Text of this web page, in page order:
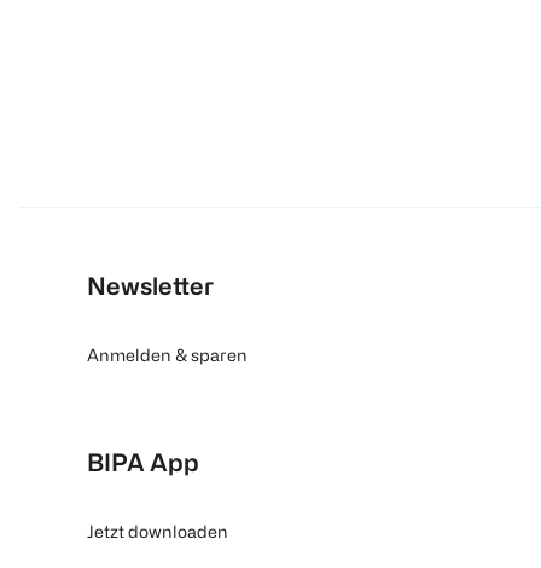
Newsletter
Anmelden & sparen
BIPA App
Jetzt downloaden